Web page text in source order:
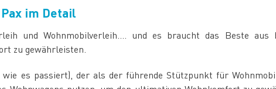
Pax im Detail
und Wohnmobilverleih.... und es braucht das Beste aus
zu gewährleisten.
es passiert), der als der führende Stützpunkt für